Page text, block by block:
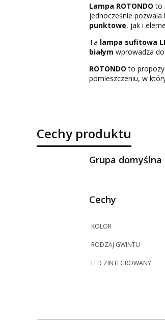
Lampa ROTONDO to
jednocześnie
punktowe, jak i
Ta lampa sufitowa
białym wprowadza
ROTONDO to
pomieszczeniu, w
Cechy produktu
Grupa domyślna
Cechy
KOLOR
RODZAJ GWINTU
LED ZINTEGROWANY